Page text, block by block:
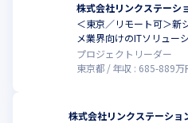
株式会社リンクステーシ
＜東京／リモート可＞
メ業界向けのITソリュー
プロジェクトリーダー
東京都
年収 : 685-889万
株式会社リンクステーショ